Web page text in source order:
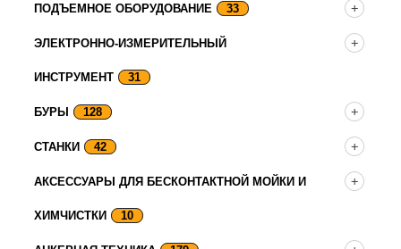
ПОДЪЕМНОЕ ОБОРУДОВАНИЕ 33
ЭЛЕКТРОННО-ИЗМЕРИТЕЛЬНЫЙ
ИНСТРУМЕНТ 31
БУРЫ 128
СТАНКИ 42
АКСЕССУАРЫ ДЛЯ БЕСКОНТАКТНОЙ МОЙКИ И
ХИМЧИСТКИ 10